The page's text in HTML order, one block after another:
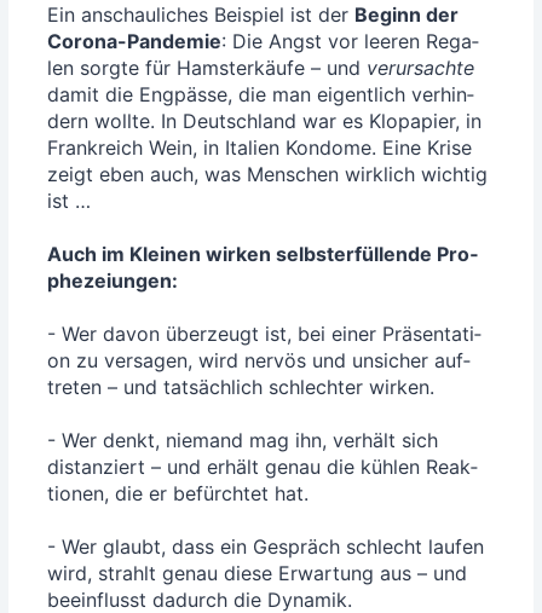
Ein anschau­li­ches Bei­spiel ist der Beginn der
Coro­na-Pan­de­mie: Die Angst vor lee­ren Rega­
len sorg­te für Hams­ter­käu­fe – und ver­ur­sach­te
damit die Eng­päs­se, die man eigent­lich ver­hin­
dern woll­te. In Deutsch­land war es Klo­pa­pier, in
Frank­reich Wein, in Ita­li­en Kon­do­me. Eine Kri­se
zeigt eben auch, was Men­schen wirk­lich wich­tig
ist …
Auch im Klei­nen wir­ken selbst­er­fül­len­de Pro­
phe­zei­un­gen:
- Wer davon über­zeugt ist, bei einer Prä­sen­ta­ti­
on zu ver­sa­gen, wird ner­vös und unsi­cher auf­
tre­ten – und tat­säch­lich schlech­ter wir­ken.
- Wer denkt, nie­mand mag ihn, ver­hält sich
distan­ziert – und erhält genau die küh­len Reak­
tio­nen, die er befürch­tet hat.
- Wer glaubt, dass ein Gespräch schlecht lau­fen
wird, strahlt genau die­se Erwar­tung aus – und
beein­flusst dadurch die Dynamik.